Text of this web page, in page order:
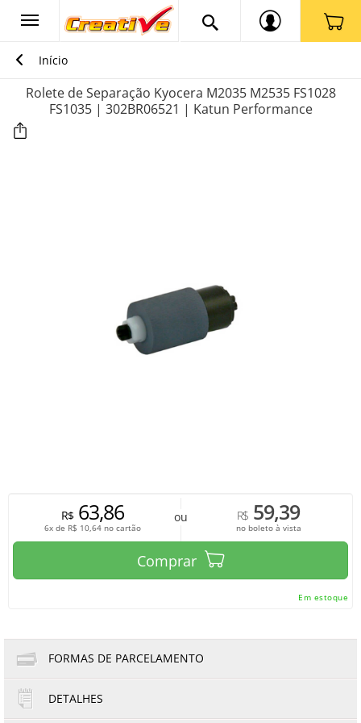
Início
Rolete de Separação Kyocera M2035 M2535 FS1028
FS1035 | 302BR06521 | Katun Performance
R$63,86
6x de R$ 10,64 no cartão
ou R$59,39
no boleto à vista
Comprar
Em estoque
FORMAS DE PARCELAMENTO
1x de R$63,86
DETALHES